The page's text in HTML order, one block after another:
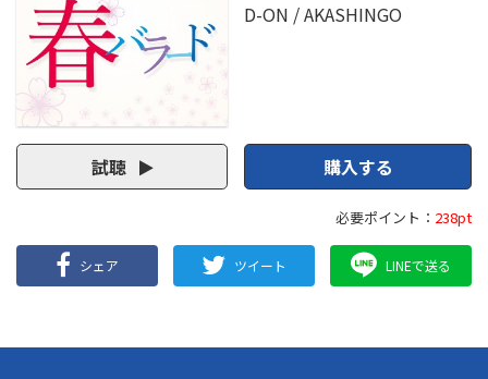
D-ON AKASHINGO
試聴 購入する
必要ポイント： 238pt
シェア ツイート LINEで送る